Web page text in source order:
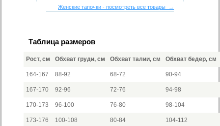
Женские тапочки - посмотреть все товары →
Таблица размеров
Рост, см Обхват груди, см Обхват талии, см Обхват бедер, см
164-167 88-92 68-72 90-94
167-170 92-96 72-76 94-98
170-173 96-100 76-80 98-104
173-176 100-108 80-84 104-112